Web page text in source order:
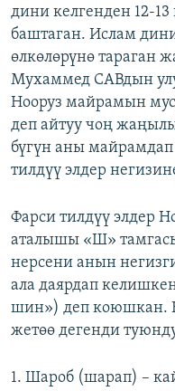
дини келгенден 12-
баштаган. Ислам
өлкөлөрүнө тараган
Мухаммед САВдын
Нооруз майрамын
деп айтуу чоң
бүгүн аны
тилдүү элдер
Фарси тилдүү элдер
аталышы «Ш»
нерсени анын
ала даярдап
шин») деп коюшкан.
жетөө дегенди
1. Шароб (шарап) –